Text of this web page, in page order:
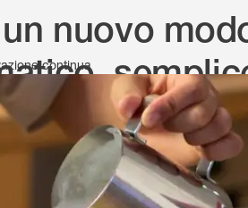
continua
nuovo
24 Giugno 2024